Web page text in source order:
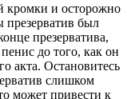
кромки и осторожно
презерватив был
презерватива,
до того, как он
акта. Остановитесь
слишком
может привести к